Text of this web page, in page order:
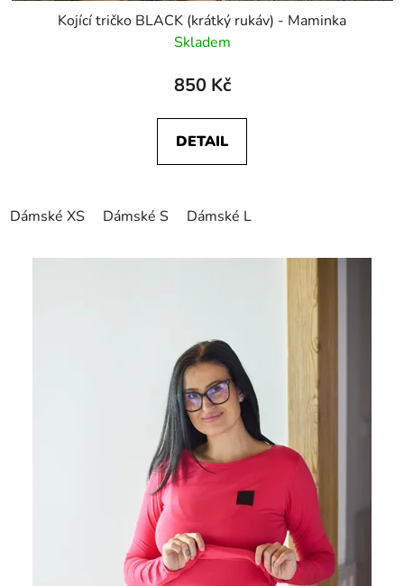
Kojící tričko BLACK (krátký rukáv) - Maminka
Skladem
850 Kč
DETAIL
Dámské XS Dámské S Dámské L